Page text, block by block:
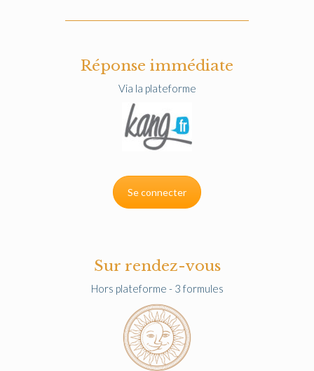
Réponse immédiate
Via la plateforme
Se connecter
Sur rendez-vous
Hors plateforme - 3 formules